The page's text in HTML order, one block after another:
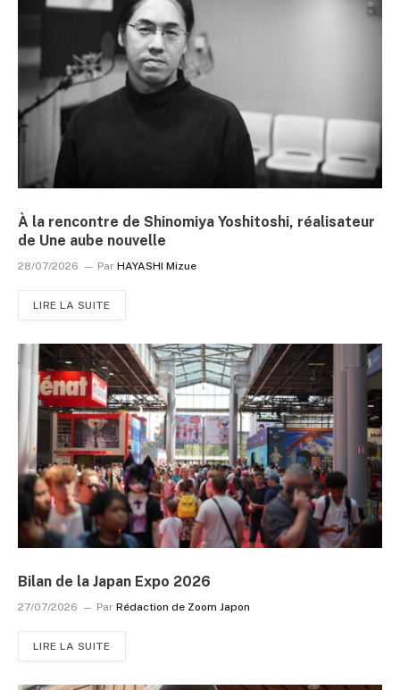
À la rencontre de Shinomiya Yoshitoshi, réalisateur
de Une aube nouvelle
28/07/2026 Par HAYASHI Mizue
LIRE LA SUITE
Bilan de la Japan Expo 2026
27/07/2026 Par Rédaction de Zoom Japon
LIRE LA SUITE